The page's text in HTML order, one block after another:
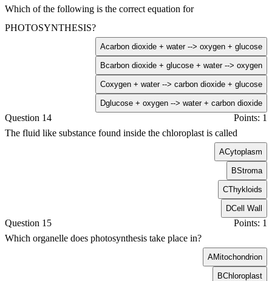
Which of the following is the correct equation for
PHOTOSYNTHESIS?
Acarbon dioxide + water --> oxygen + glucose
Bcarbon dioxide + glucose + water --> oxygen
Coxygen + water --> carbon dioxide + glucose
Dglucose + oxygen --> water + carbon dioxide
Question 14
Points: 1
The fluid like substance found inside the chloroplast is called
ACytoplasm
BStroma
CThykloids
DCell Wall
Question 15
Points: 1
Which organelle does photosynthesis take place in?
AMitochondrion
BChloroplast